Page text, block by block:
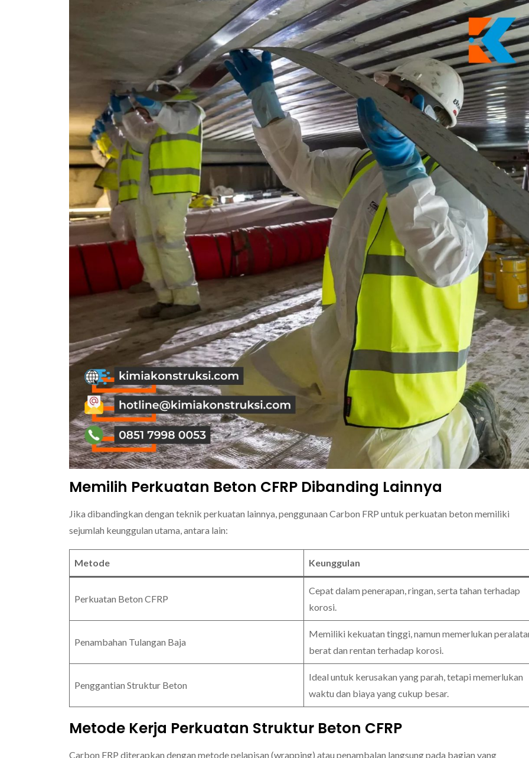
Memilih Perkuatan Beton CFRP Dibanding Lainnya
Jika dibandingkan dengan teknik perkuatan lainnya, penggunaan Carbon FRP untuk perkuatan beton memiliki
sejumlah keunggulan utama, antara lain:
Metode Keunggulan
Perkuatan Beton CFRP
Cepat dalam penerapan, ringan, serta tahan terhadap
korosi.
Penambahan Tulangan Baja
Memiliki kekuatan tinggi, namun memerlukan
berat dan rentan terhadap korosi.
Penggantian Struktur Beton
Ideal untuk kerusakan yang parah, tetapi memerlukan
waktu dan biaya yang cukup besar.
Metode Kerja Perkuatan Struktur Beton CFRP
Carbon FRP diterapkan dengan metode pelapisan (wrapping) atau penambalan langsung pada bagian yang